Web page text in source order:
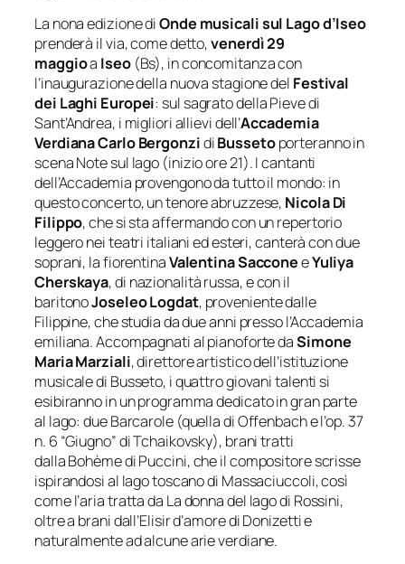
La nona edizione diOnde musicali sul Lago d’Iseo
prenderà il via, come detto,venerdì 29
maggioa Iseo(Bs), in concomitanza con
l’inaugurazione della nuova stagione del Festival
dei Laghi Europei: sul sagrato della Pieve di
Sant’Andrea, i migliori allievi dell’Accademia
Verdiana Carlo BergonzidiBussetoporteranno in
scenaNote sul lago (inizio ore 21). I cantanti
dell’Accademia provengono da tutto il mondo: in
questo concerto, un tenore abruzzese, Nicola Di
Filippo, che si sta affermando con un repertorio
leggero nei teatri italiani ed esteri, canterà con due
soprani, la fiorentinaValentina SacconeeYuliya
Cherskaya, di nazionalità russa, e con il
baritonoJoseleo Logdat, proveniente dalle
Filippine, che studia da due anni presso l’Accademia
emiliana. Accompagnati al pianoforte daSimone
Maria Marziali, direttore artistico dell’istituzione
musicale di Busseto, i quattro giovani talenti si
esibiranno in un programma dedicato in gran parte
al lago: dueBarcarole (quella di Offenbach e l’op. 37
n. 6 “Giugno” di Tchaikovsky), brani tratti
dallaBohèmedi Puccini, che il compositore scrisse
ispirandosi al lago toscano di Massaciuccoli, così
come l’aria tratta da La donna del lagodi Rossini,
oltre a brani dall’Elisir d’amoredi Donizetti e
naturalmente ad alcune arie verdiane.